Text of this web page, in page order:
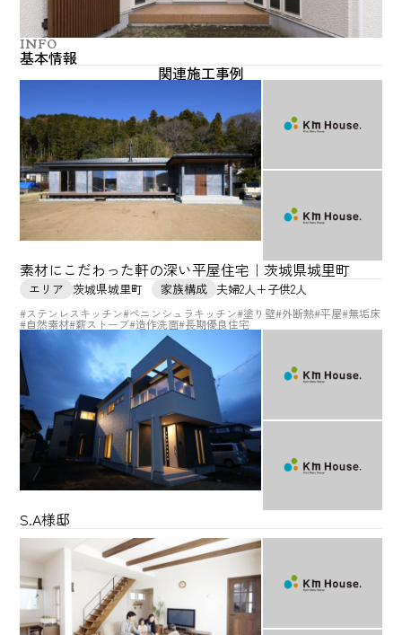
INFO
基本情報
関連施工事例
素材にこだわった軒の深い平屋住宅｜茨城県城里町
エリア 茨城県城里町 家族構成 夫婦2人+子供2人
#ステンレスキッチン#ペニンシュラキッチン#塗り壁#外断熱#平屋#無垢床
#自然素材#薪ストーブ#造作洗面#長期優良住宅
S.A様邸